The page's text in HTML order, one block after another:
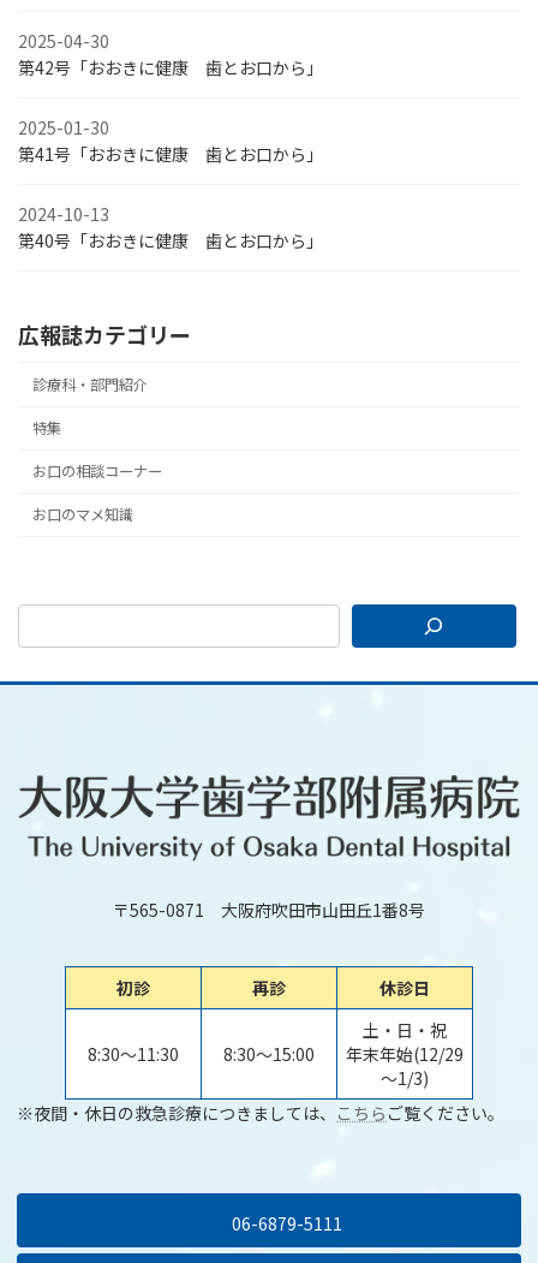
2025-04-30
第42号「おおきに健康 歯とお口から」
2025-01-30
第41号「おおきに健康 歯とお口から」
2024-10-13
第40号「おおきに健康 歯とお口から」
広報誌カテゴリー
診療科・部門紹介
特集
お口の相談コーナー
お口のマメ知識
〒565-0871 大阪府吹田市山田丘1番8号
初診 再診 休診日
8:30～11:30 8:30～15:00
土・日・祝
年末年始(12/29
～1/3)
※夜間・休日の救急診療につきましては、 こちら ご覧ください。
06-6879-5111